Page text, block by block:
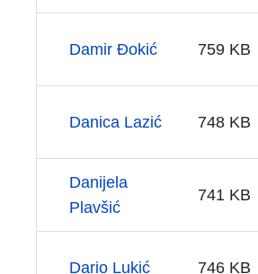
Damir Đokić 759 KB
Danica Lazić 748 KB
Danijela
Plavšić
741 KB
Dario Lukić 746 KB